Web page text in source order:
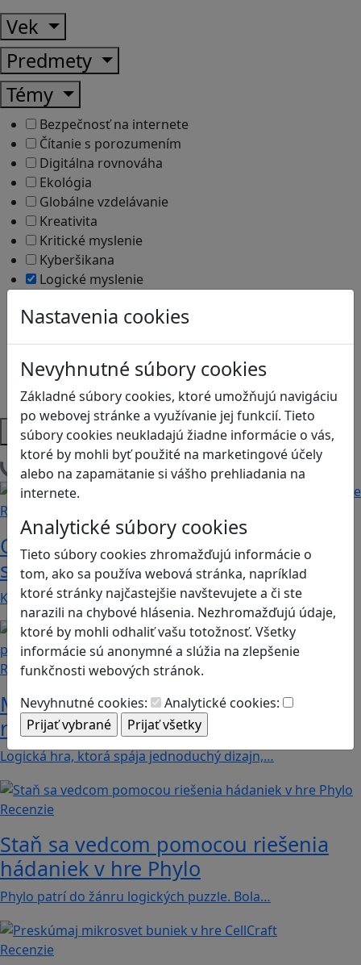
Nastavenia cookies
Nevyhnutné súbory cookies
Základné súbory cookies, ktoré umožňujú navigáciu
po webovej stránke a využívanie jej funkcií. Tieto
súbory cookies neukladajú žiadne informácie o vás,
ktoré by mohli byť použité na marketingové účely
alebo na zapamätanie si vášho prehliadania na
internete.
Analytické súbory cookies
Tieto súbory cookies zhromažďujú informácie o
tom, ako sa používa webová stránka, napríklad
ktoré stránky najčastejšie navštevujete a či ste
narazili na chybové hlásenia. Nezhromažďujú údaje,
ktoré by mohli odhaliť vašu totožnosť. Všetky
informácie sú anonymné a slúžia na zlepšenie
funkčnosti webových stránok.
Nevyhnutné cookies:
Analytické cookies:
Vek
Predmety
Témy
Bezpečnosť na internete
Čítanie s porozumením
Digitálna rovnováha
Ekológia
Globálne vzdelávanie
Kreativita
Kritické myslenie
Kyberšikana
Logické myslenie
Motorika a koncentrácia
Strategické myslenie
Zdravie a pohyb
Platformy
Načítam blogy
Recenzie
Otestujete a rozšírte svoje znalosti o
svete s hrou Erudite
Kvíz zahŕňa otázky z mnohých vedných odborov a…
Recenzie
Mekorama: Hádanková hra, ktorá
rozvíja logiku a priestorové myslenie
Logická hra, ktorá spája jednoduchý dizajn,…
Recenzie
Staň sa vedcom pomocou riešenia
hádaniek v hre Phylo
Phylo patrí do žánru logických puzzle. Bola…
Recenzie